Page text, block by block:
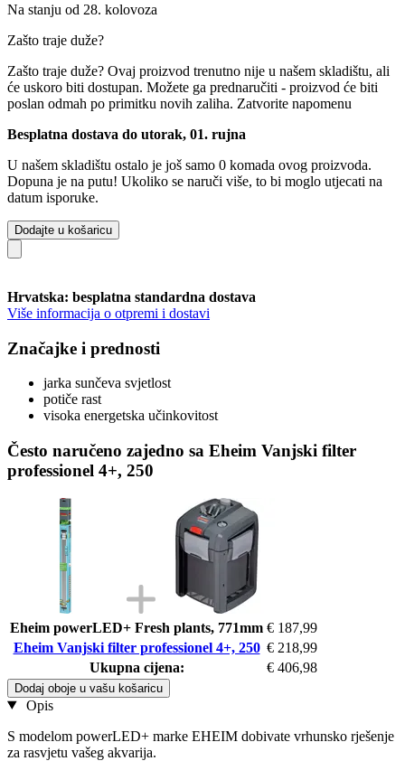
Na stanju od 28. kolovoza
Zašto traje duže?
Zašto traje duže? Ovaj proizvod trenutno nije u našem skladištu, ali
će uskoro biti dostupan. Možete ga prednaručiti - proizvod će biti
poslan odmah po primitku novih zaliha. Zatvorite napomenu
Besplatna dostava do utorak, 01. rujna
U našem skladištu ostalo je još samo 0 komada ovog proizvoda.
Dopuna je na putu! Ukoliko se naruči više, to bi moglo utjecati na
datum isporuke.
Dodajte u košaricu
Hrvatska: besplatna standardna dostava
Više informacija o otpremi i dostavi
Značajke i prednosti
jarka sunčeva svjetlost
potiče rast
visoka energetska učinkovitost
Često naručeno zajedno sa Eheim Vanjski filter
professionel 4+, 250
Eheim powerLED+ Fresh plants, 771mm € 187,99
Eheim Vanjski filter professionel 4+, 250 € 218,99
Ukupna cijena:
€ 406,98
Dodaj oboje u vašu košaricu
Opis
S modelom powerLED+ marke EHEIM dobivate vrhunsko rješenje
za rasvjetu vašeg akvarija.